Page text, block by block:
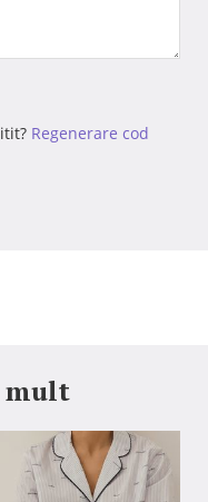
Regenerare cod
mult